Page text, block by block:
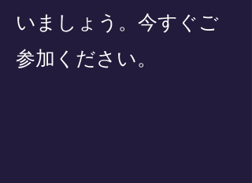
いましょう。今すぐご
参加ください。